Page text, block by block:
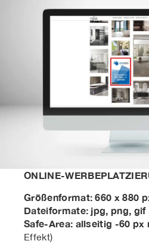
ONLINE-
Größenformat: 660 x 880
Dateiformate: jpg, png,
Safe-Area: allseitig -60 px
Effekt)